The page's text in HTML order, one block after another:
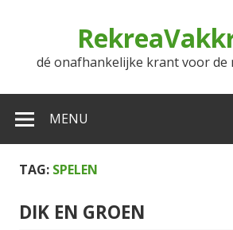
dé onafhankelijke krant voor de
MENU
TAG: SPELEN
DIK EN GROEN